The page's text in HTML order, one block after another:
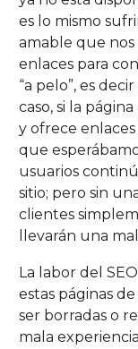
es lo mismo
amable que nos
enlaces para
“a pelo”, es
caso, si la
y ofrece
que
usuarios
sitio; pero sin
clientes
llevarán una
La labor del
estas páginas
ser borradas o
mala